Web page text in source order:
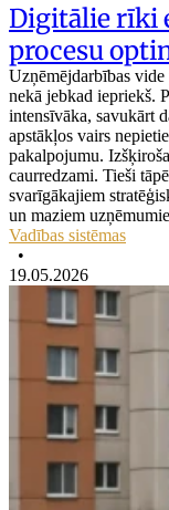
Digitālie rīki
procesu
Uzņēmējdarbības vide
nekā jebkad iepriekš.
intensīvāka, savukārt
apstākļos vairs
pakalpojumu.
caurredzami. Tieši
svarīgākajiem
un maziem
Vadības sistēmas
•
19.05.2026